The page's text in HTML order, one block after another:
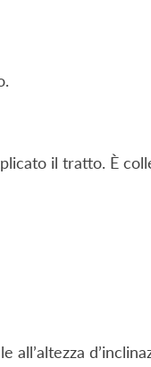
il tratto. È
all’altezza